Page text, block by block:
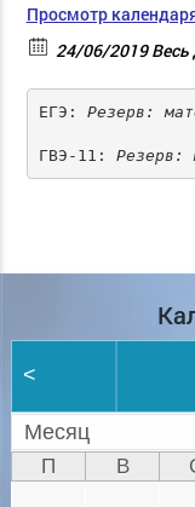
Просмотр
24/06/2019 Весь
ЕГЭ: Резерв:
ГВЭ-11: Резерв:
<
Месяц
П В